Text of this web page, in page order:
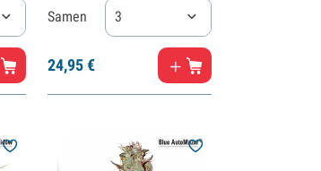
Samen 3
24,95€